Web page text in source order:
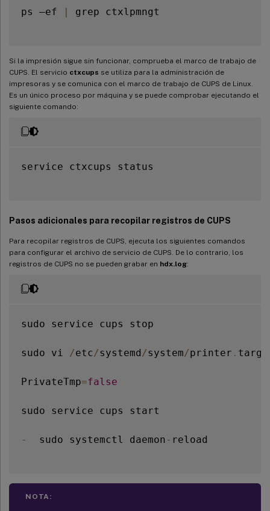
ps –ef | grep ctxlpmngt
Si la impresión sigue sin funcionar, comprueba el marco de trabajo de
CUPS. El servicio ctxcups se utiliza para la administración de
impresoras y se comunica con el marco de trabajo de CUPS de Linux.
Es un único proceso por máquina y se puede comprobar ejecutando el
siguiente comando:
service ctxcups status
Pasos adicionales para recopilar registros de CUPS
Para recopilar registros de CUPS, ejecuta los siguientes comandos
para configurar el archivo de servicio de CUPS. De lo contrario, los
registros de CUPS no se pueden grabar en hdx.log:
sudo service cups stop
sudo vi /etc/systemd /system/printer .
PrivateTmp=false
sudo service cups start
-
  sudo systemctl daemon
- reload
NOTA: